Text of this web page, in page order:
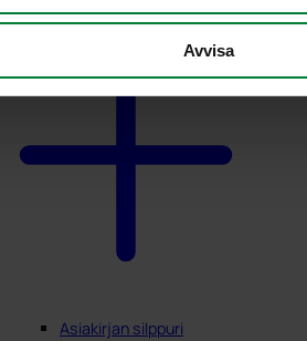
Avvisa
Asiakirjan silppuri